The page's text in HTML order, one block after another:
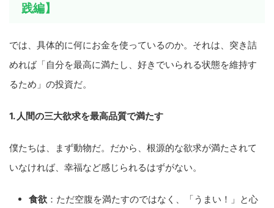
践編】
では、具体的に何にお金を使っているのか。それは、突き詰
めれば「自分を最高に満たし、好きでいられる状態を維持す
るため」の投資だ。
1. 人間の三大欲求を最高品質で満たす
僕たちは、まず動物だ。だから、根源的な欲求が満たされて
いなければ、幸福など感じられるはずがない。
食欲 ：ただ空腹を満たすのではなく、「うまい！」と心